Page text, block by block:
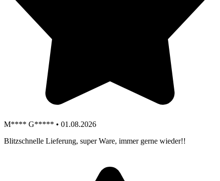
M**** G***** • 01.08.2026
Blitzschnelle Lieferung, super Ware, immer gerne wieder!!